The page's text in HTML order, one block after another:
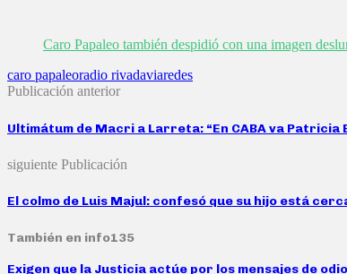
Caro Papaleo también despidió con una imagen
caro papaleoradio rivadaviaredes
Publicación anterior
Ultimátum de Macri a Larreta: “En CABA va Patricia
siguiente Publicación
El colmo de Luis Majul: confesó que su hijo está
También en info135
Exigen que la Justicia actúe por los mensajes de